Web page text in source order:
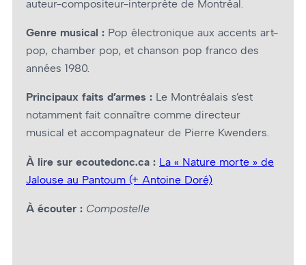
auteur-compositeur-interprète de Montréal.
Genre musical : Pop électronique aux accents art-
pop, chamber pop, et chanson pop franco des
années 1980.
Principaux faits d’armes : Le Montréalais s’est
notamment fait connaître comme directeur
musical et accompagnateur de Pierre Kwenders.
À lire sur ecoutedonc.ca : La « Nature morte » de
Jalouse au Pantoum (+ Antoine Doré)
À écouter : Compostelle